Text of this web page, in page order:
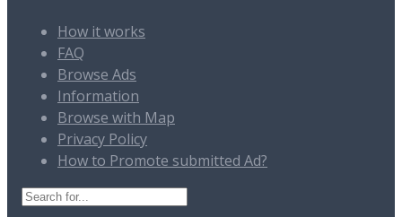
How it works
FAQ
Browse Ads
Information
Browse with Map
Privacy Policy
How to Promote submitted Ad?